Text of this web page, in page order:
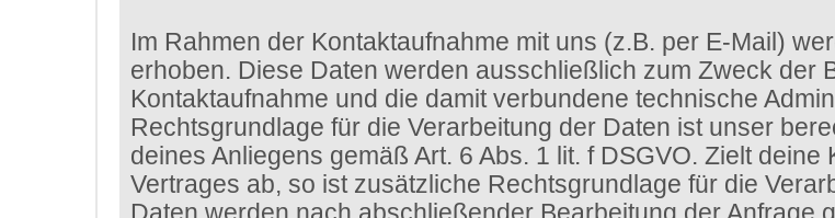
Im Rahmen der Kontaktaufnahme mit uns (z.B. per E-Mail)
erhoben. Diese Daten werden ausschließlich zum Zweck der
Kontaktaufnahme und die damit verbundene technische
Rechtsgrundlage für die Verarbeitung der Daten ist unser
deines Anliegens gemäß Art. 6 Abs. 1 lit. f DSGVO. Zielt
Vertrages ab, so ist zusätzliche Rechtsgrundlage für die